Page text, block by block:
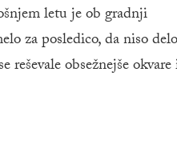
letu je ob gradnji
za posledico, da niso
obsežnejše